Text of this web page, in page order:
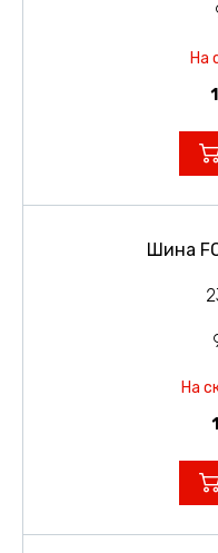
На
Шина
На